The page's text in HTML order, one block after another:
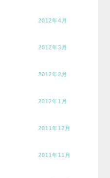
2012年4月
2012年3月
2012年2月
2012年1月
2011年12月
2011年11月